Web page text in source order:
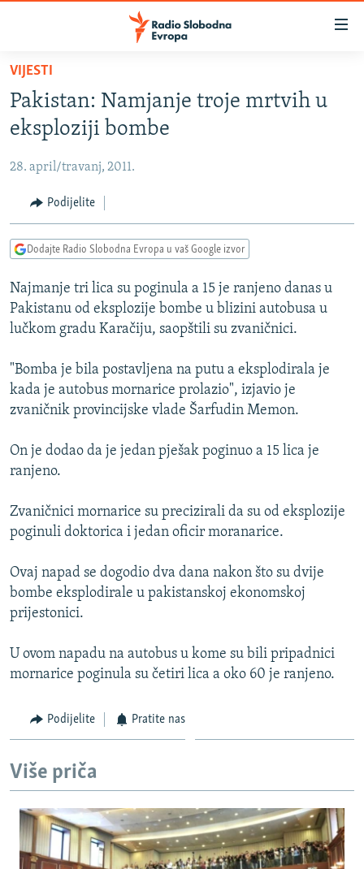
Pređite
glavni
sadržaj
Pređite
na
navigaciju
Pređite
na
VIJESTI
BOSNA I HERCEGOVINA
SRBIJA
KOSOVO
CRNA GORA
VIDEO
FOTOGALERIJE
INFOGRAFIKE
PODCASTI
RAT U UKRAJINI
KINA NA BALKANU
ISPRIČAJ MI
DNEVNO@RSE
VIŠE OD NASLOVA
POPLAVE I KLIZIŠTA U BIH 2024.
POST SCRIPTUM
MOJA EVROPA
SVE KARTE DEJTONA
PRATITE NAS
VIJESTI
Pakistan: Namjanje troje mrtvih u
eksploziji bombe
28. april/travanj, 2011.
Podijelite
Dodajte Radio Slobodna Evropa u vaš Google izvor
Najmanje tri lica su poginula a 15 je ranjeno danas u
Pakistanu od eksplozije bombe u blizini autobusa u
lučkom gradu Karačiju, saopštili su zvaničnici.
"Bomba je bila postavljena na putu a eksplodirala je
kada je autobus mornarice prolazio", izjavio je
zvaničnik provincijske vlade Šarfudin Memon.
On je dodao da je jedan pješak poginuo a 15 lica je
ranjeno.
Zvaničnici mornarice su precizirali da su od eksplozije
poginuli doktorica i jedan oficir moranarice.
Ovaj napad se dogodio dva dana nakon što su dvije
bombe eksplodirale u pakistanskoj ekonomskoj
prijestonici.
U ovom napadu na autobus u kome su bili pripadnici
mornarice poginula su četiri lica a oko 60 je ranjeno.
Podijelite Pratite nas
Više priča